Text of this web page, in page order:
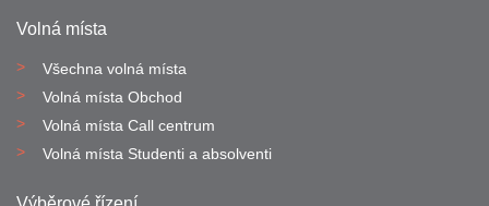
Volná místa
Všechna volná místa
Volná místa Obchod
Volná místa Call centrum
Volná místa Studenti a absolventi